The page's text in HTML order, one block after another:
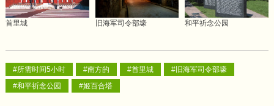
首里城 旧海军司令部壕 和平祈念公园
#所需时间5小时 #南方的 #首里城
#旧海军司令部壕
#和平祈念公园
#姬百合塔